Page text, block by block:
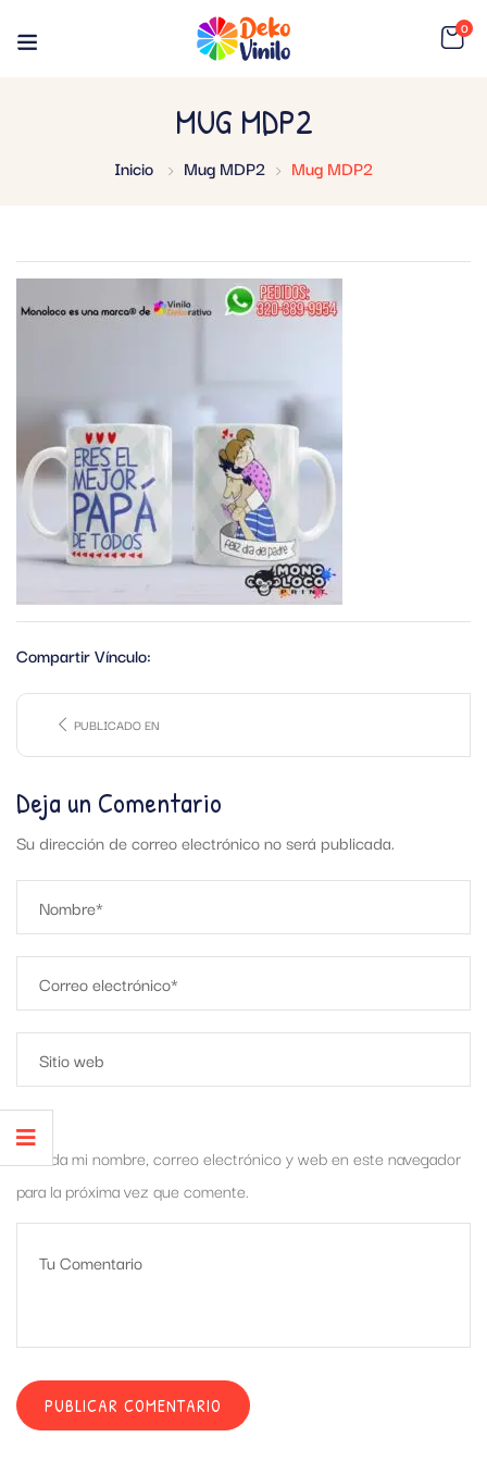
0
MUG MDP2
Inicio Mug MDP2 Mug MDP2
Compartir Vínculo:
PUBLICADO EN
Deja un Comentario
Su dirección de correo electrónico no será publicada.
Guarda mi nombre, correo electrónico y web en este navegador
para la próxima vez que comente.